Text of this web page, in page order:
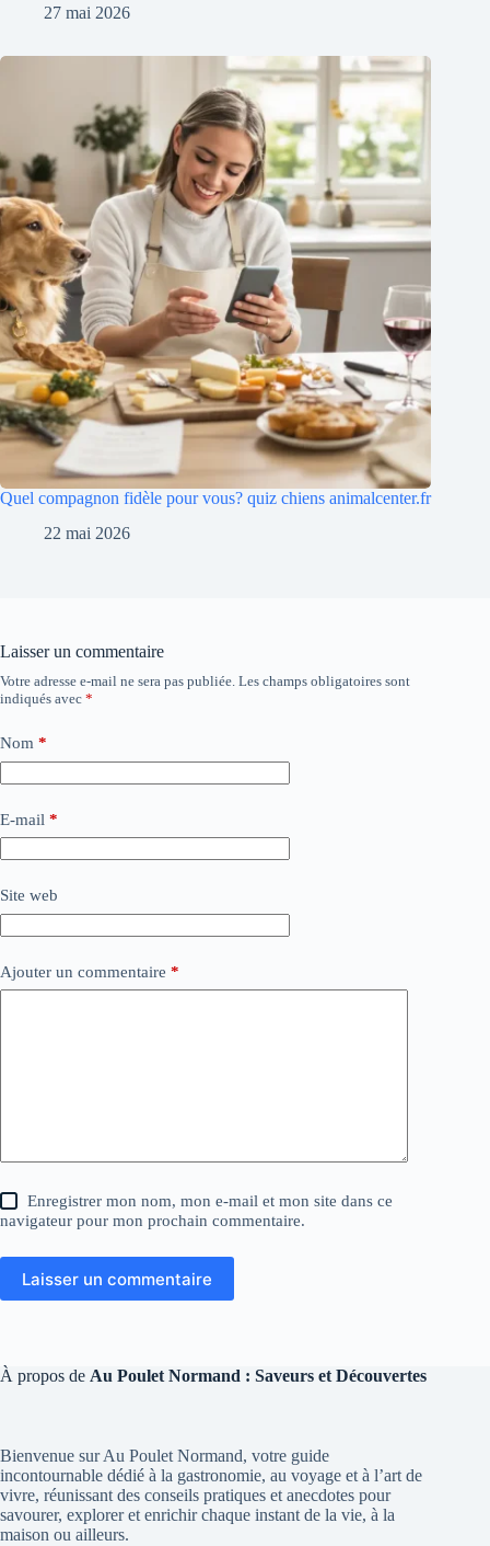
27 mai 2026
Quel compagnon fidèle pour vous? quiz chiens animalcenter.fr
22 mai 2026
Laisser un commentaire
Votre adresse e-mail ne sera pas publiée. Les champs obligatoires sont
indiqués avec *
Nom *
E-mail *
Site web
Ajouter un commentaire *
Enregistrer mon nom, mon e-mail et mon site dans ce
navigateur pour mon prochain commentaire.
Laisser un commentaire
À propos de Au Poulet Normand : Saveurs et Découvertes
Bienvenue sur Au Poulet Normand, votre guide
incontournable dédié à la gastronomie, au voyage et à l’art de
vivre, réunissant des conseils pratiques et anecdotes pour
savourer, explorer et enrichir chaque instant de la vie, à la
maison ou ailleurs.